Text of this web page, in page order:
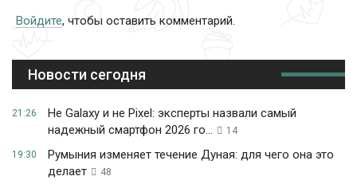
Войдите, чтобы оставить комментарий.
Новости сегодня
21:26
Не Galaxy и не Pixel: эксперты назвали самый
надежный смартфон 2026 го...
14
19:30
Румыния изменяет течение Дуная: для чего она это
делает
48